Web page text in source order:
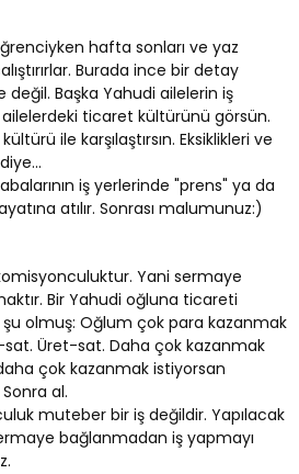
hafta sonları ve yaz
Burada ince bir detay
değil. Başka Yahudi ailelerin iş
ailelerdeki ticaret kültürünü görsün.
ile karşılaştırsın. Eksiklikleri ve
iş yerlerinde "prens" ya da
atılır. Sonrası malumunuz:)
Yani sermaye
Bir Yahudi oğluna ticareti
olmuş: Oğlum çok para kazanmak
Üret-sat. Daha çok kazanmak
çok kazanmak istiyorsan
al.
muteber bir iş değildir. Yapılacak
bağlanmadan iş yapmayı